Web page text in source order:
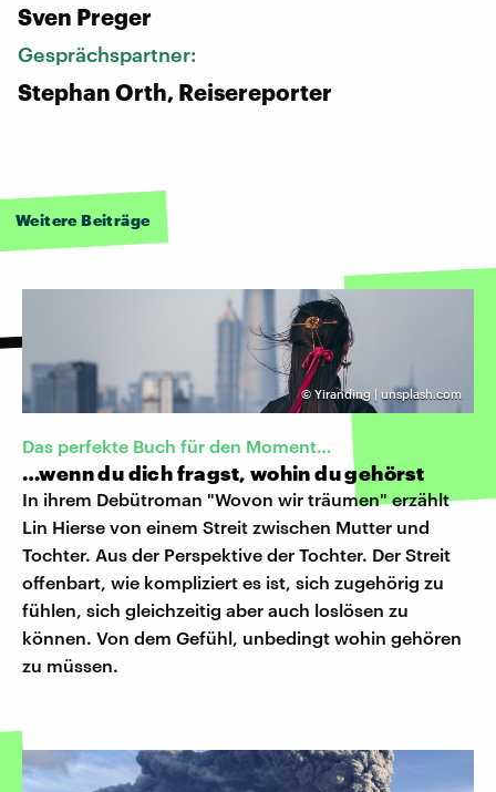
Sven Preger
Gesprächspartner:
Stephan Orth, Reisereporter
Weitere Beiträge
© Yiranding | unsplash.com
Das perfekte Buch für den Moment…
…wenn du dich fragst, wohin du gehörst
In ihrem Debütroman "Wovon wir träumen" erzählt
Lin Hierse von einem Streit zwischen Mutter und
Tochter. Aus der Perspektive der Tochter. Der Streit
offenbart, wie kompliziert es ist, sich zugehörig zu
fühlen, sich gleichzeitig aber auch loslösen zu
können. Von dem Gefühl, unbedingt wohin gehören
zu müssen.